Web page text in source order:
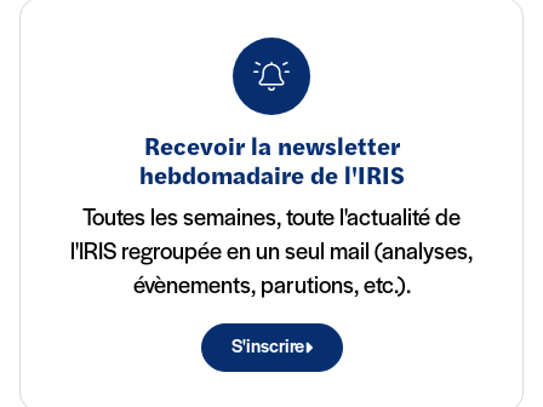
Recevoir la newsletter
hebdomadaire de l'IRIS
Toutes les semaines, toute l'actualité de
l'IRIS regroupée en un seul mail (analyses,
évènements, parutions, etc.).
S'inscrire